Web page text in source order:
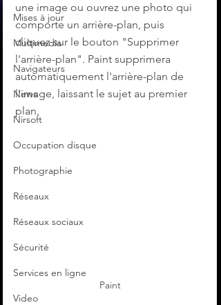
Mises à jour
Multimedia
Navigateurs
News
Nirsoft
Occupation disque
Photographie
Réseaux
Réseaux sociaux
Sécurité
Services en ligne
Video
une image ou ouvrez une photo qui
comporte un arrière-plan, puis
cliquez sur le bouton "Supprimer
l'arrière-plan". Paint supprimera
automatiquement l'arrière-plan de
l'image, laissant le sujet au premier
plan.
Paint